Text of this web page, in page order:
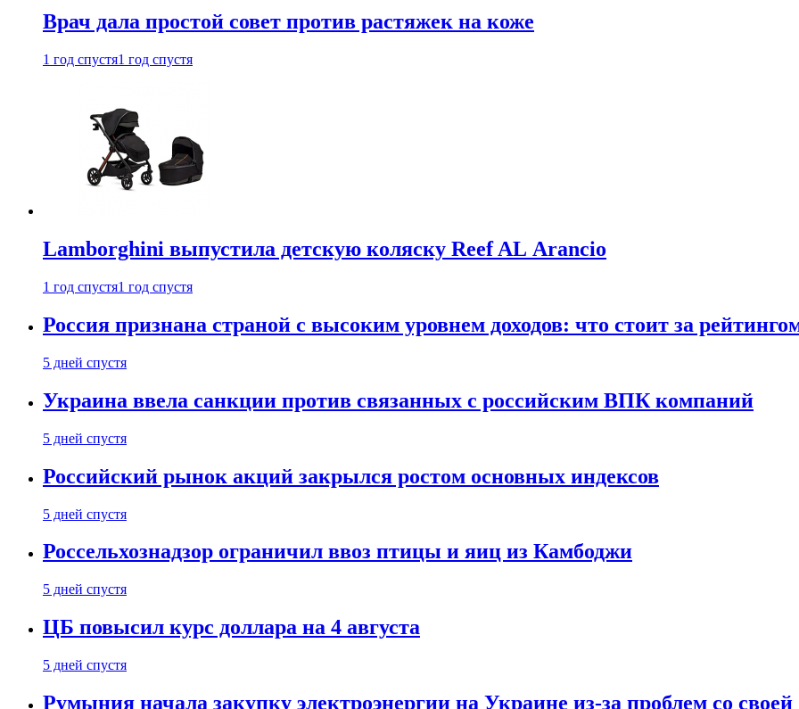
Врач дала простой совет против растяжек на коже
1 год спустя1 год спустя
Lamborghini выпустила детскую коляску Reef AL Arancio
1 год спустя1 год спустя
Россия признана страной с высоким уровнем доходов: что стоит за
5 дней спустя
Украина ввела санкции против связанных с российским ВПК компаний
5 дней спустя
Российский рынок акций закрылся ростом основных индексов
5 дней спустя
Россельхознадзор ограничил ввоз птицы и яиц из Камбоджи
5 дней спустя
ЦБ повысил курс доллара на 4 августа
5 дней спустя
Румыния начала закупку электроэнергии на Украине из-за проблем со